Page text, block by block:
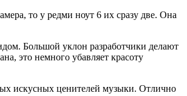
то у редми ноут 6 их сразу две. Она
Большой уклон разработчики делают
это немного убавляет красоту
искусных ценителей музыки. Отлично